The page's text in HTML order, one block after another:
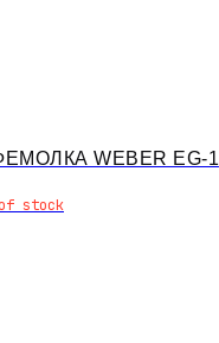
WEBER EG-1
stock